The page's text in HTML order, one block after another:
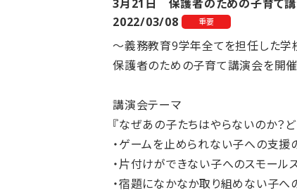
3月21日 保護者のための子育て
2022/03/08
重要
～義務教育9学年全てを担任した学
保護者のための子育て講演会を開催
講演会テーマ
『なぜあの子たちはやらないのか？ど
・ゲームを止められない子への支援
・片付けができない子へのスモール
・宿題になかなか取り組めない子へ